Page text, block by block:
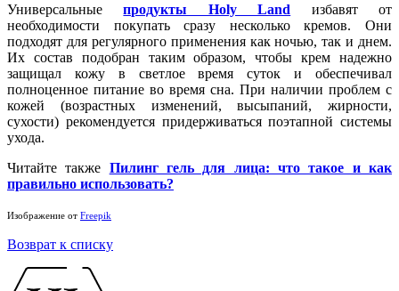
Универсальныепродукты Holy Land избавят от
необходимости покупать сразу несколько кремов. Они
подходят для регулярного применения как ночью, так и днем.
Их состав подобран таким образом, чтобы крем надежно
защищал кожу в светлое время суток и обеспечивал
полноценное питание во время сна. При наличии проблем с
кожей (возрастных изменений, высыпаний, жирности,
сухости) рекомендуется придерживаться поэтапной системы
ухода.
Читайте также Пилинг гель для лица: что такое и как
правильно использовать?
Изображение от Freepik
Возврат к списку